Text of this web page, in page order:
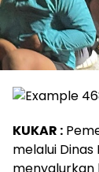
KUKAR :
melalui